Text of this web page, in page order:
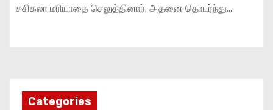
சசிகலா மரியாதை செலுத்தினார். அதனை தொடர்ந்து…
Categories